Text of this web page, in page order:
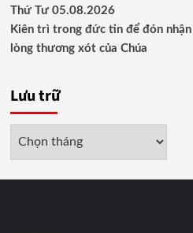
Thứ Tư 05.08.2026
Kiên trì trong đức tin để đón nhận
lòng thương xót của Chúa
Lưu trữ